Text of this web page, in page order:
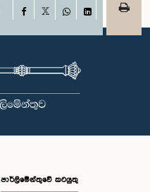
Facebook
WhatsAppLinkedIn
පාර්ලිමේන්තුවේ කටයුතු